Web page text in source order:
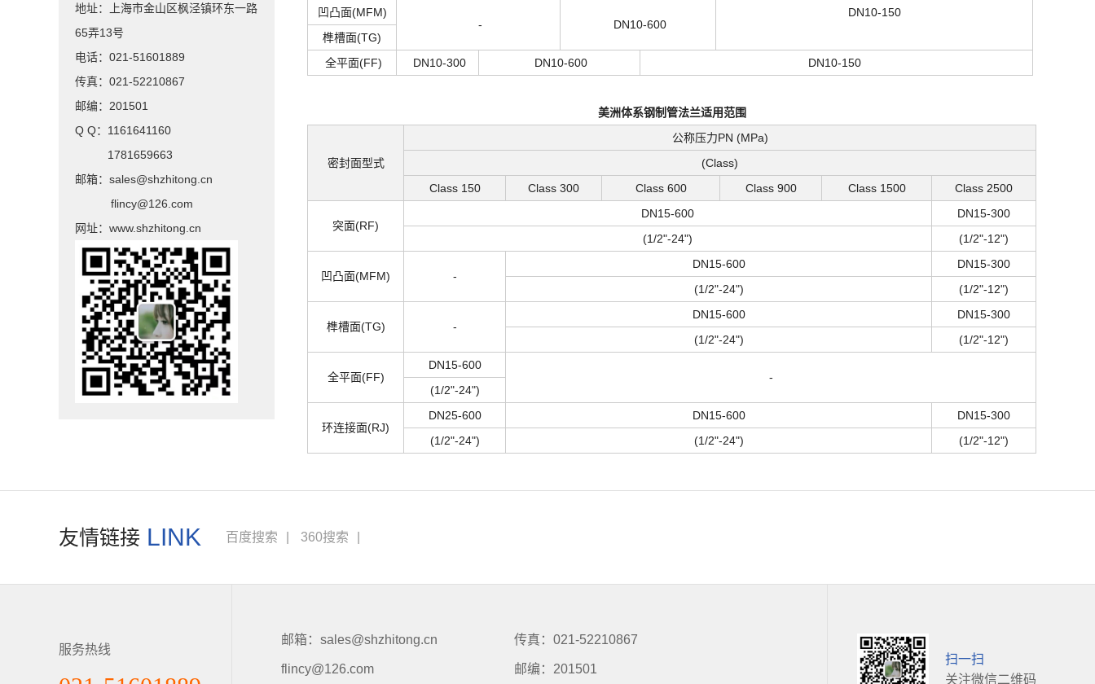
地址：上海市金山区枫泾镇环东一路
65弄13号
电话：021-51601889
传真：021-52210867
邮编：201501
Q Q：1161641160
1781659663
邮箱：sales@shzhitong.cn
flincy@126.com
网址：www.shzhitong.cn
DN10-150
凹凸面(MFM)
-
DN10-600
榫槽面(TG)
全平面(FF)
DN10-300 DN10-600 DN10-150
美洲体系钢制管法兰适用范围
密封面型式
公称压力PN (MPa)
(Class)
Class 150
Class 300 Class 600 Class 900 Class 1500 Class 2500
突面(RF)
DN15-600
DN15-300
(1/2"-24")
(1/2"-12")
凹凸面(MFM) -
DN15-600
DN15-300
(1/2"-24")
(1/2"-12")
榫槽面(TG) -
DN15-600
DN15-300
(1/2"-24")
(1/2"-12")
全平面(FF)
DN15-600
-
(1/2"-24")
环连接面(RJ)
DN25-600 DN15-600
DN15-300
(1/2"-24")
(1/2"-24") (1/2"-12")
友情链接 LINK 百度搜索 360搜索
服务热线
邮箱：sales@shzhitong.cn
flincy@126.com
传真：021-52210867
邮编：201501
扫一扫
关注微信二维码